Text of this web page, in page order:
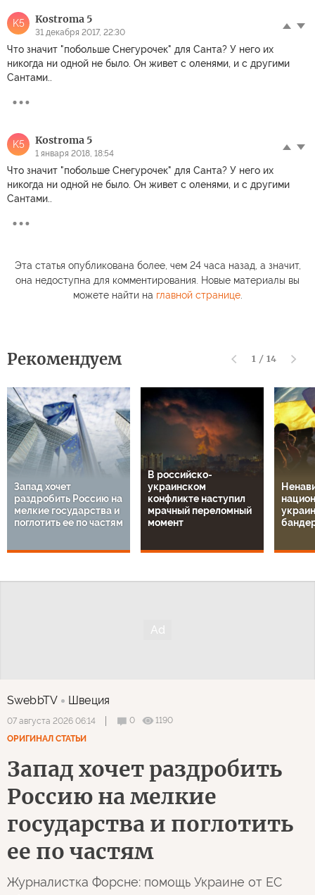
K5 Kostroma 5
31 декабря 2017, 22:30
Что значит "побольше Снегурочек" для Санта? У него их
никогда ни одной не было. Он живет с оленями, и с другими
Сантами..
K5 Kostroma 5
1 января 2018, 18:54
Что значит "побольше Снегурочек" для Санта? У него их
никогда ни одной не было. Он живет с оленями, и с другими
Сантами..
Эта статья опубликована более, чем 24 часа назад, а значит,
она недоступна для комментирования. Новые материалы вы
можете найти на главной странице.
Рекомендуем 1 / 14
Запад хочет
раздробить Россию на
мелкие государства и
поглотить ее по частям
В российско-
украинском
конфликте наступил
мрачный переломный
момент
SwebbTV Швеция
07 августа 2026 06:14 0
1190
ОРИГИНАЛ СТАТЬИ
Запад хочет раздробить
Россию на мелкие
государства и поглотить
ее по частям
Журналистка Форсне: помощь Украине от ЕС